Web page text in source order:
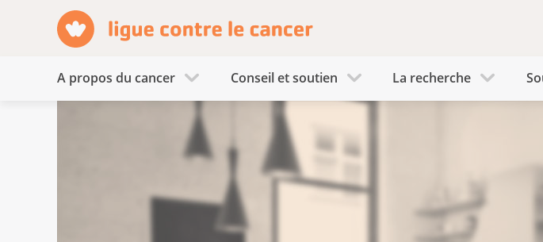
A propos du cancer Conseil et soutien La recherche